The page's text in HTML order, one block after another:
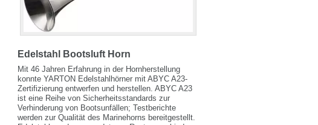
Edelstahl Bootsluft Horn
Mit 46 Jahren Erfahrung in der Hornherstellung
konnte YARTON Edelstahlhörner mit ABYC A23-
Zertifizierung entwerfen und herstellen. ABYC A23
ist eine Reihe von Sicherheitsstandards zur
Verhinderung von Bootsunfällen; Testberichte
werden zur Qualität des Marinehorns bereitgestellt.